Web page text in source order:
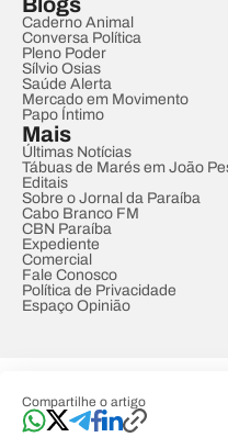
Compartilhe o artigo
Caderno Animal
Conversa Política
Pleno Poder
Sílvio Osias
Saúde Alerta
Mercado em Movimento
Papo Íntimo
Mais
Últimas Notícias
Tábuas de Marés em João
Editais
Sobre o Jornal da Paraíba
Cabo Branco FM
CBN Paraíba
Expediente
Comercial
Fale Conosco
Política de Privacidade
Espaço Opinião
Developed by Designed by